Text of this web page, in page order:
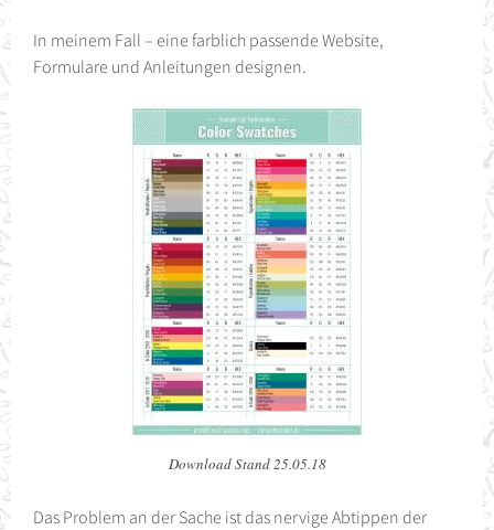
In meinem Fall – eine farblich passende Website,
Formulare und Anleitungen designen.
Download Stand 25.05.18
Das Problem an der Sache ist das nervige Abtippen der